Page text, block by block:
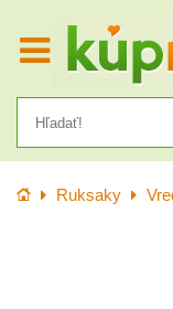
Úvod Ruksaky